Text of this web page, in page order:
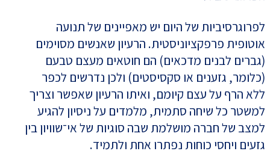
לפרוגרסיביות של היום יש מאפיינים של תנועה
אוטופית פרפקציוניסטית. הרעיון שאנשים מסוימים
(גברים לבנים מדכאים) הם חוטאים מעצם טבעם
(כלומר, גזענים או סקסיסטים) ולכן נדרשים לכפר
ללא הרף על עצם קיומם, ואיתו הרעיון שאפשר וצריך
למשטר כל שיחה סתמית, מלמדים על ניסיון להגיע
למצב של חברה מושלמת שבה סוגיות של אי־שוויון בין
גזעים ויחסי כוחות נפתרו אחת ולתמיד.